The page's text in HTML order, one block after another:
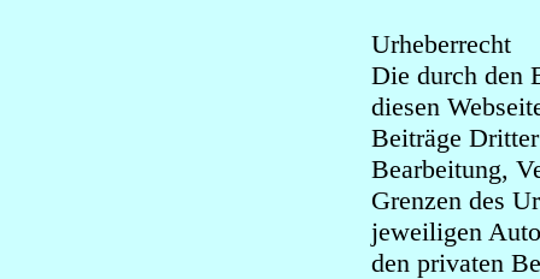
Urheberrecht
Die durch den
diesen
Beiträge
Bearbeitung,
Grenzen des
jeweiligen
den privaten